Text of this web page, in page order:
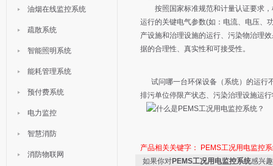
油烟在线监控系统
疏散系统
智能照明系统
能耗管理系统
预付费系统
电力监控
智慧消防
消防物联网
按照国家标准规范和计量认证要求，
运行的关键电气参数(如：电流、电压、
产设施和治理设施的运行、污染物治理
据的合理性、真实性和可接受性。
试问哪一台环保设备（系统）的运行
排污单位停限产状态、污染治理设施运
产品相关关键字：
PEMS工况用电监控
如果你对PEMS工况用电监控系统感兴